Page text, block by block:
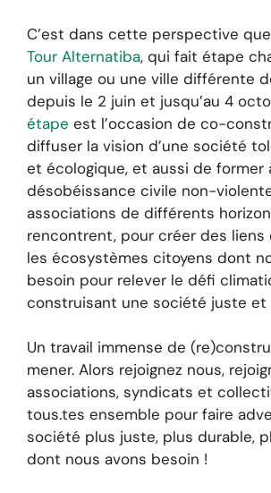
C’est dans cette perspective
Tour Alternatiba, qui fait étape
un village ou une ville différente
depuis le 2 juin et jusqu’au 4
étape est l’occasion de co-
diffuser la vision d’une société
et écologique, et aussi de former
désobéissance civile non-
associations de différents
rencontrent, pour créer des
les écosystèmes citoyens dont
besoin pour relever le défi
construisant une société juste et
Un travail immense de
mener. Alors rejoignez nous,
associations, syndicats et
tous.tes ensemble pour faire
société plus juste, plus durable,
dont nous avons besoin !